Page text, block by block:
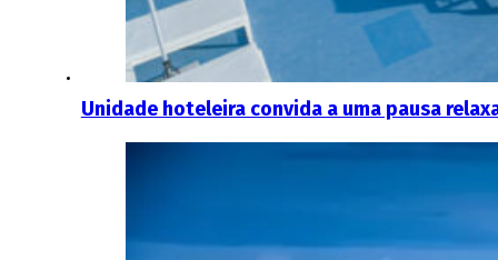
Unidade hoteleira convida a uma pausa